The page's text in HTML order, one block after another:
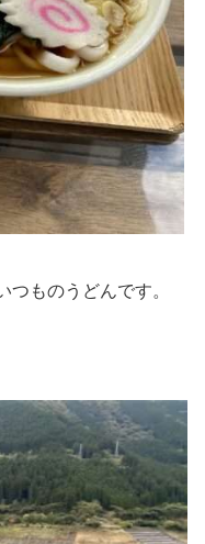
つものうどんです。